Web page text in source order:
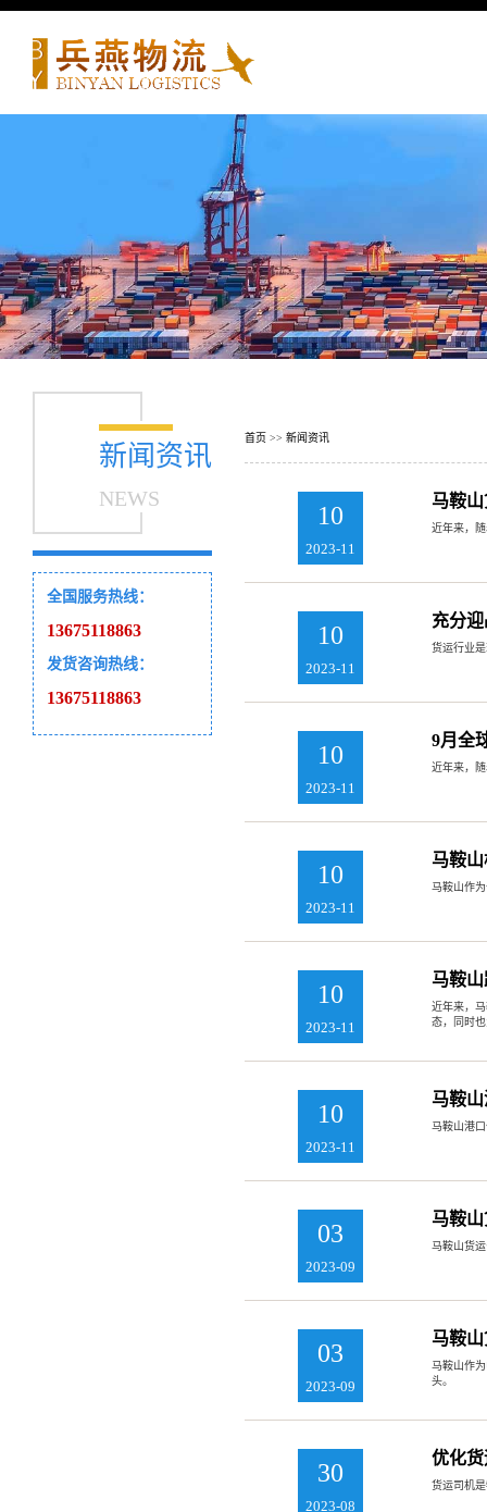
新闻资讯
NEWS
全国服务热线：
13675118863
发货咨询热线：
13675118863
首页 >> 新闻资讯
10
2023-11
马鞍
近年来，
10
2023-11
充分
货运行业
10
2023-11
9月全
近年来，
10
2023-11
马鞍
马鞍山作
10
2023-11
马鞍
近年来，
态，同时
10
2023-11
马鞍
马鞍山港
03
2023-09
马鞍
马鞍山货
03
2023-09
马鞍
马鞍山作
头。
30
2023-08
优化
货运司机